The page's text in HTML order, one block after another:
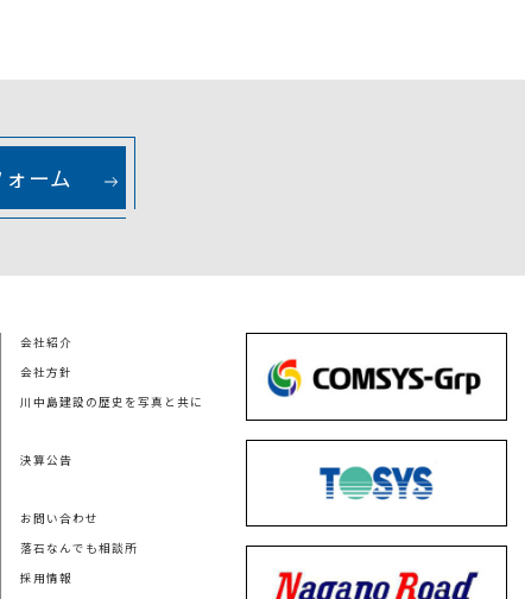
ーム
会社紹介
会社方針
川中島建設の歴史を写真と共に
決算公告
お問い合わせ
落石なんでも相談所
採用情報